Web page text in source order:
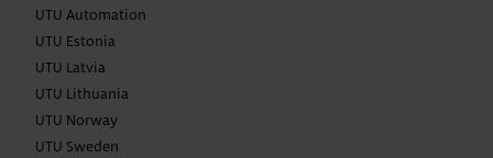
UTU Automation
UTU Estonia
UTU Latvia
UTU Lithuania
UTU Norway
UTU Sweden